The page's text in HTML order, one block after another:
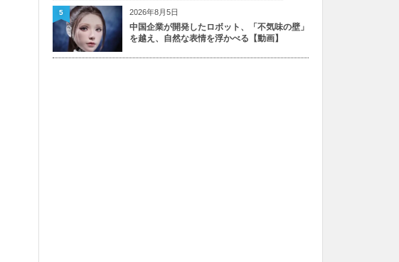
2026年8月5日
中国企業が開発したロボット、「不気味の壁」
を越え、自然な表情を浮かべる【動画】
5